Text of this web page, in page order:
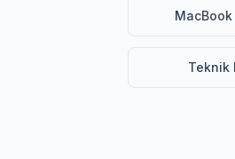
Teknik